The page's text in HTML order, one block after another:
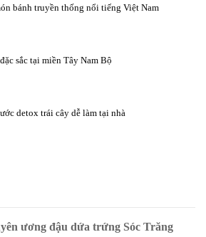
bánh truyền thống nổi tiếng Việt Nam
sắc tại miền Tây Nam Bộ
detox trái cây dễ làm tại nhà
ương đậu dứa trứng Sóc Trăng